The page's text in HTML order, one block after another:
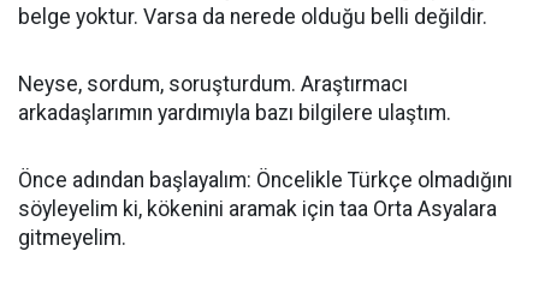
belge yoktur. Varsa da nerede olduğu belli değildir.
Neyse, sordum, soruşturdum. Araştırmacı
arkadaşlarımın yardımıyla bazı bilgilere ulaştım.
Önce adından başlayalım: Öncelikle Türkçe olmadığını
söyleyelim ki, kökenini aramak için taa Orta Asyalara
gitmeyelim.